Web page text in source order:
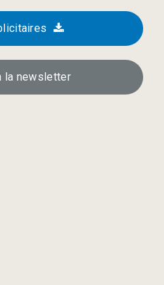
la newsletter